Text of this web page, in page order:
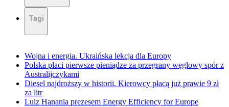
Tagi
Wojna i energia. Ukraińska lekcja dla Europy
Polska płaci pierwsze pieniądze za przegrany węglowy spór z
Australijczykami
Diesel najdroższy w historii. Kierowcy płacą już prawie 9 zł
za litr
Luiz Hanania prezesem Energy Efficiency for Europe